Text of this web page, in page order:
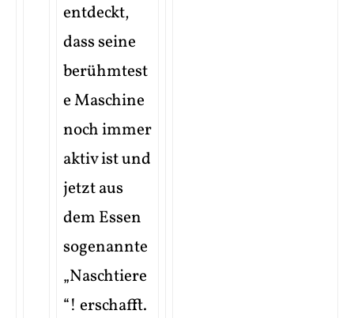
entdeckt,
dass seine
berühmtest
e Maschine
noch immer
aktiv ist und
jetzt aus
dem Essen
sogenannte
„Naschtiere
“! erschafft.